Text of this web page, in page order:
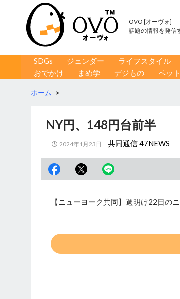
OVO [オーヴォ]
話題の情報を発信
コンテンツへ移動
SDGs ジェンダー ライフスタイル
おでかけ
まめ学 デジもの ペット
ホーム >
NY円、148円台前半
2024年1月23日 共同通信 47NEWS
【ニューヨーク共同】週明け22日